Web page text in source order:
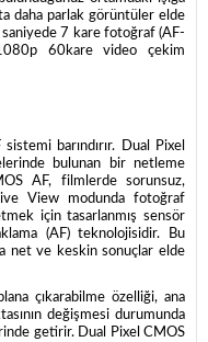
daha parlak görüntüler elde
saniyede 7 kare fotoğraf (AF-
60kare video çekim
barındırır. Dual Pixel
bulunan bir netleme
AF, filmlerde sorunsuz,
View modunda fotoğraf
için tasarlanmış sensör
(AF) teknolojisidir. Bu
net ve keskin sonuçlar elde
çıkarabilme özelliği, ana
değişmesi durumunda
getirir. Dual Pixel CMOS